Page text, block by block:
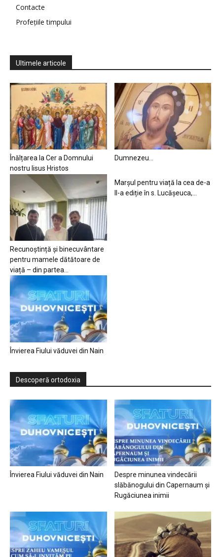
Contacte
Profețiile timpului
Ultimele articole
Înălțarea la Cer a Domnului
nostru Iisus Hristos
Dumnezeu…
Recunoștință și binecuvântare
pentru mamele dătătoare de
viață – din partea...
Marșul pentru viață la cea de-a
II-a ediție în s. Lucășeuca,...
Învierea Fiului văduvei din Nain
Descoperă ortodoxia
Învierea Fiului văduvei din Nain
Despre minunea vindecării
slăbănogului din Capernaum și
Rugăciunea inimii